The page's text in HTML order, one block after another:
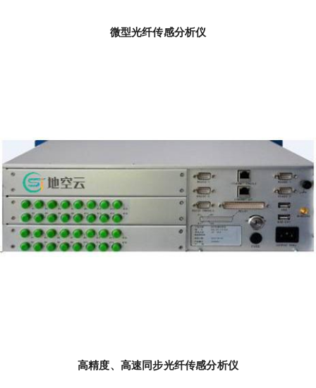
微型光纤传感分析仪
高精度、高速同步光纤传感分析仪